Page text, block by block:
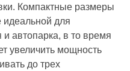
Компактные размеры
идеальной для
автопарка, в то время
увеличить мощность
до трех